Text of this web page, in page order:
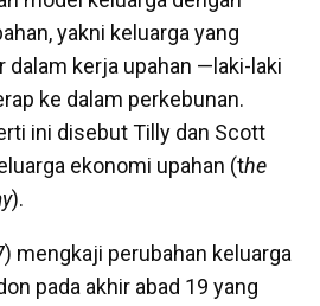
yakni keluarga yang
dalam kerja upahan —laki-laki
ke dalam perkebunan.
ini disebut Tilly dan Scott
ekonomi upahan (the
).
mengkaji perubahan keluarga
pada akhir abad 19 yang